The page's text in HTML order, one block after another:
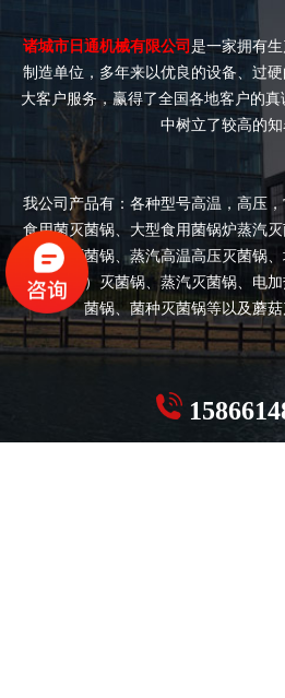
诸城市日通机械有限公司 是一家拥有
制造单位，多年来以优良的设备、过
大客户服务，赢得了全国各地客户的
中树立了较高的知
我公司产品有：各种型号高温，高压
食用菌灭菌锅、大型食用菌锅炉蒸汽
双开门灭菌锅、蒸汽高温高压灭菌锅
（半自动）灭菌锅、蒸汽灭菌锅、电
菌锅、菌种灭菌锅等以及蘑菇